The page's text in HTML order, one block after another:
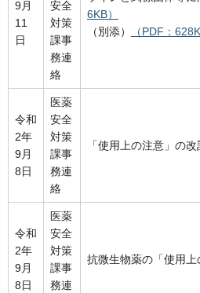
9月
11
日
安全
対策
課事
務連
絡
6KB）
（別添）
（PDF：
令和
2年
9月
8日
医薬
安全
対策
課事
務連
絡
「使用上の注意」の
令和
2年
9月
8日
医薬
安全
対策
課事
務連
抗微生物薬の「使用